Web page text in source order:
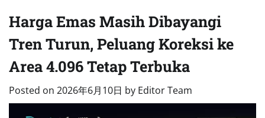
Harga Emas Masih Dibayangi
Tren Turun, Peluang Koreksi ke
Area 4.096 Tetap Terbuka
Posted on 2026年6月10日 by Editor Team